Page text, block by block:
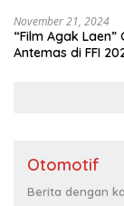
November 21, 2024
“Film Agak
Antemas di FFI
Otomotif
Berita dengan